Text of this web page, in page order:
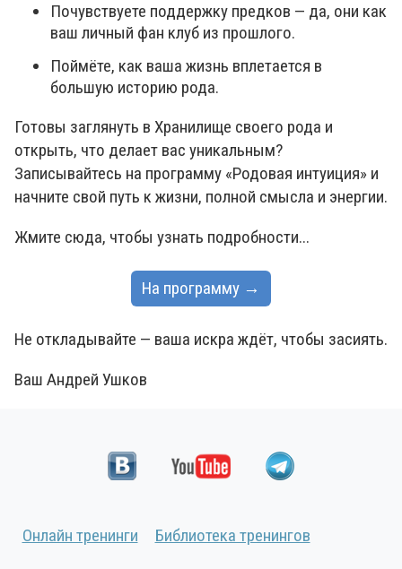
Почувствуете поддержку предков — да, они как
ваш личный фан клуб из прошлого.
Поймёте, как ваша жизнь вплетается в
большую историю рода.
Готовы заглянуть в Хранилище своего рода и
открыть, что делает вас уникальным?
Записывайтесь на программу «Родовая интуиция» и
начните свой путь к жизни, полной смысла и энергии.
Жмите сюда, чтобы узнать подробности...
На программу →
Не откладывайте — ваша искра ждёт, чтобы засиять.
Ваш Андрей Ушков
Онлайн тренинги Библиотека тренингов